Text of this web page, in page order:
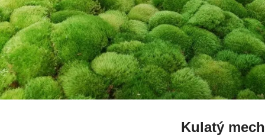
Kulatý mech